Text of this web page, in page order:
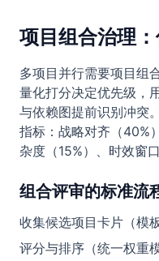
项目组合治理
多项目并行需要项目组
量化打分决定优先级，
与依赖图提前识别冲突
指标：战略对齐（40%
杂度（15%）、时效窗
组合评审的标准流
收集候选项目卡片（模
评分与排序（统一权重